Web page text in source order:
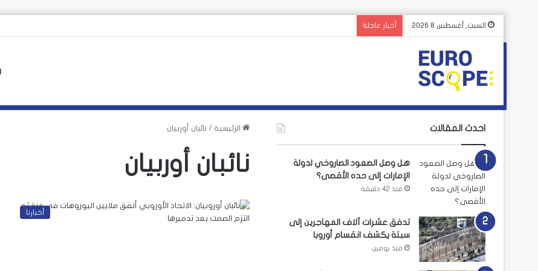
السبت, أغسطس 8 2026 أخبار عاجلة
الرئيسية / نائبان أوربيان
نائبان أوربيان
أخبارنا
احدث المقالات
هل وصل الصعود الصاروخي لدولة
الإمارات إلى حده الأقصى؟
منذ 42 دقيقة
تدفق عشرات آلاف المهاجرين إلى
سبتة يكشف انقسام أوروبا
منذ يومين